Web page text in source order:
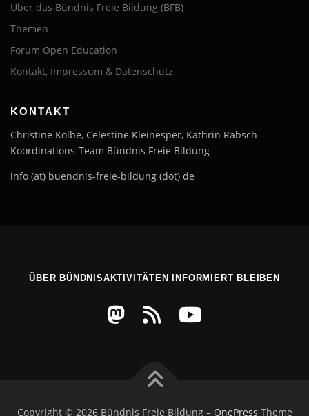
Über das Bündnis Freie Bildung (BFB)
Themen
Forum Open Education
Kontakt, Impressum & Datenschutz
KONTAKT
Christine Kolbe, Celestine Kleinesper, Kathrin Rabsch
Koordinations-Team Bündnis Freie Bildung
info (at) buendnis-freie-bildung (dot) de
ÜBER BÜNDNISAKTIVITÄTEN INFORMIERT BLEIBEN
Copyright © 2026 Bündnis Freie Bildung – OnePress Theme